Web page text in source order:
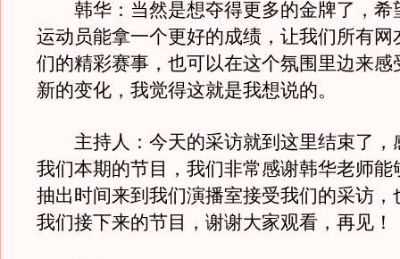
韩华：当然是想夺得更多的金牌了，希
运动员能拿一个更好的成绩，让我们所有网
们的精彩赛事，也可以在这个氛围里边来感
新的变化，我觉得这就是我想说的。
主持人：今天的采访就到这里结束了，
我们本期的节目，我们非常感谢韩华老师能
抽出时间来到我们演播室接受我们的采访，
我们接下来的节目，谢谢大家观看，再见！